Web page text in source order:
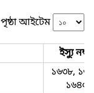
পৃষ্ঠা আইটেম
ইস্যু নম্বর
১৬৩৮,
১৬৪০